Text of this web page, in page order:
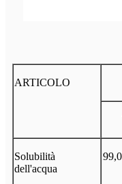
ARTICOLO
Solubilità
dell'acqua